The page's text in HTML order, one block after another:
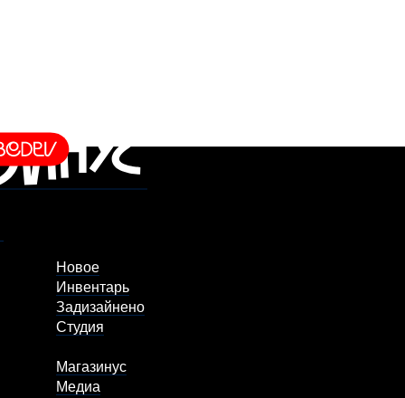
Новое
Инвентарь
Задизайнено
Студия
Магазинус
Медиа